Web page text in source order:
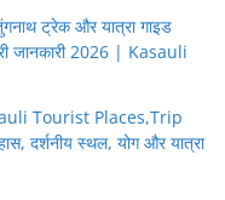
ट्रेक और यात्रा गाइड
जानकारी 2026 | Kasauli
Tourist Places,Trip
दर्शनीय स्थल, योग और यात्रा